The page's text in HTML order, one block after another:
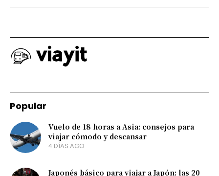
Popular
Vuelo de 18 horas a Asia: consejos para
viajar cómodo y descansar
4 DÍAS AGO
Japonés básico para viajar a Japón: las 20